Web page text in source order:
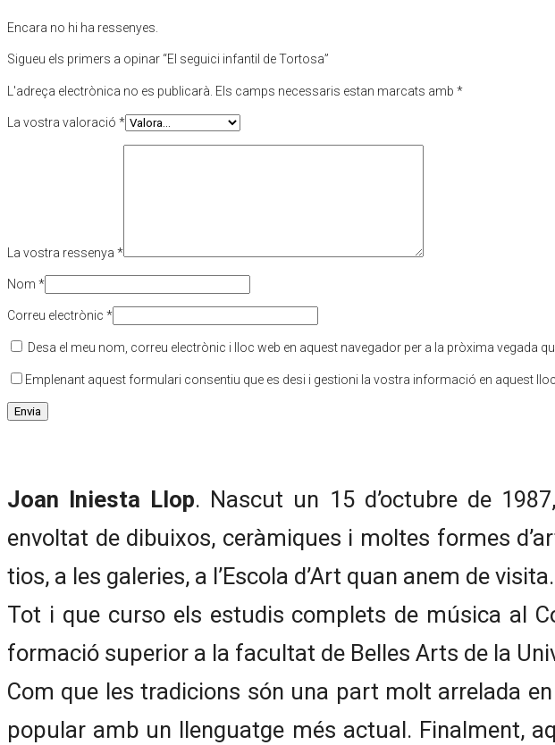
Encara no hi ha ressenyes.
Sigueu els primers a opinar “El seguici infantil de Tortosa”
L'adreça electrònica no es publicarà. Els camps necessaris estan marcats amb *
La vostra valoració *
La vostra ressenya *
Nom *
Correu electrònic *
Desa el meu nom, correu electrònic i lloc web en aquest navegador per a la pròxima vegada
Emplenant aquest formulari consentiu que es desi i gestioni la vostra informació en aquest lloc
Joan Iniesta Llop. Nascut un 15 d’octubre de
envoltat de dibuixos, ceràmiques i moltes formes
tios, a les galeries, a l’Escola d’Art quan anem de
Tot i que curso els estudis complets de música al
formació superior a la facultat de Belles Arts de la
Com que les tradicions són una part molt arrelada
popular amb un llenguatge més actual. Finalment,